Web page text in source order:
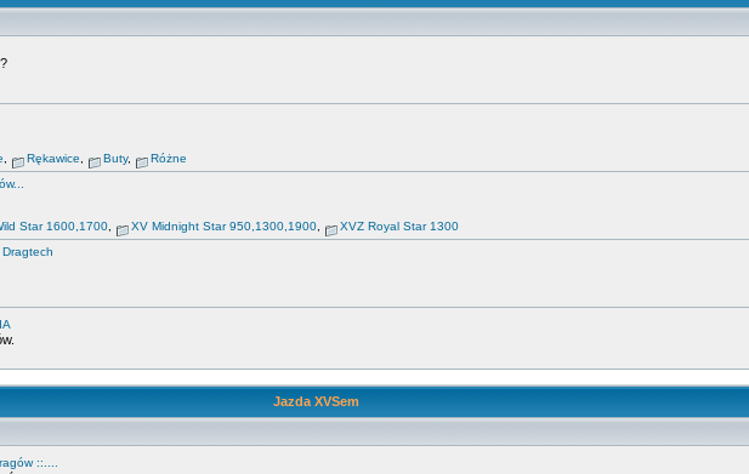
Rękawice Buty, Różne
Star 1600,1700 XV Midnight Star 950,1300,1900 XVZ Royal Star 1300
Dragtech
Jazda XVSem
::....